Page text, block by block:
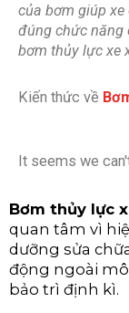
của bơm giúp
đúng chức năng
bơm thủy lực xe
Kiến thức về
It seems we
Bơm thủy lực
quan tâm vì
dưỡng sửa
động ngoài
bảo trì định kì.